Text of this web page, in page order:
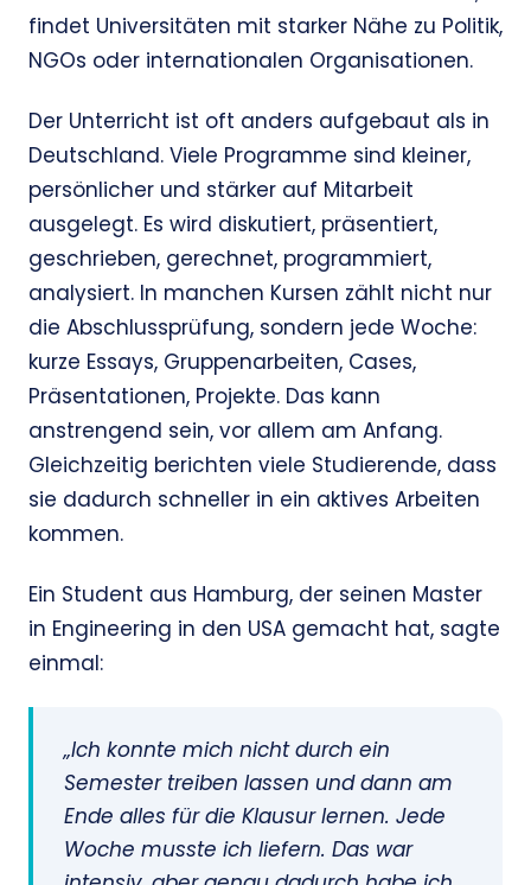
findet Universitäten mit starker Nähe zu Politik,
NGOs oder internationalen Organisationen.
Der Unterricht ist oft anders aufgebaut als in
Deutschland. Viele Programme sind kleiner,
persönlicher und stärker auf Mitarbeit
ausgelegt. Es wird diskutiert, präsentiert,
geschrieben, gerechnet, programmiert,
analysiert. In manchen Kursen zählt nicht nur
die Abschlussprüfung, sondern jede Woche:
kurze Essays, Gruppenarbeiten, Cases,
Präsentationen, Projekte. Das kann
anstrengend sein, vor allem am Anfang.
Gleichzeitig berichten viele Studierende, dass
sie dadurch schneller in ein aktives Arbeiten
kommen.
Ein Student aus Hamburg, der seinen Master
in Engineering in den USA gemacht hat, sagte
einmal:
„Ich konnte mich nicht durch ein
Semester treiben lassen und dann am
Ende alles für die Klausur lernen. Jede
Woche musste ich liefern. Das war